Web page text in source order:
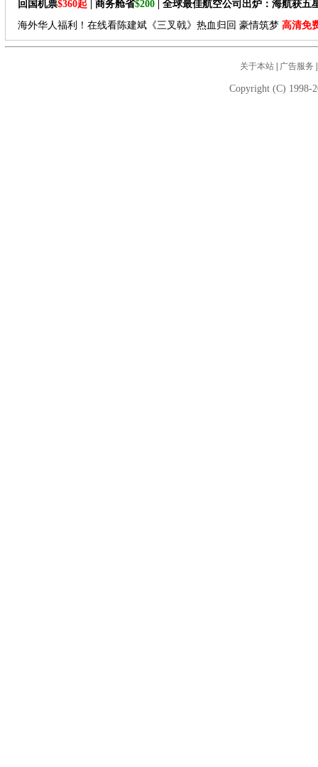
回国机票$360起 | 商务舱省$200 | 全球最佳航空公司出炉：海航获五
海外华人福利！在线看陈建斌《三叉戟》热血归回 豪情筑梦 高清免
关于本站| 广告服务
Copyright (C) 1998-